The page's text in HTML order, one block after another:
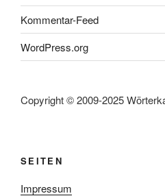
Kommentar-Feed
WordPress.org
Copyright © 2009-2025
SEITEN
Impressum